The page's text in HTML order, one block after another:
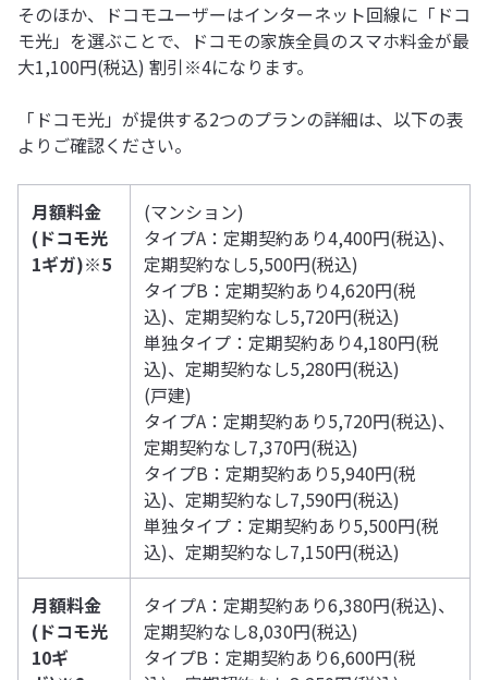
そのほか、ドコモユーザーはインターネット回線に「ドコ
モ光」を選ぶことで、ドコモの家族全員のスマホ料金が最
大1,100円(税込) 割引※4になります。
「ドコモ光」が提供する2つのプランの詳細は、以下の表
よりご確認ください。
月額料金
(ドコモ光
1ギガ)※5
(マンション)
タイプA：定期契約あり4,400円(税込)、
定期契約なし5,500円(税込)
タイプB：定期契約あり4,620円(税
込)、定期契約なし5,720円(税込)
単独タイプ：定期契約あり4,180円(税
込)、定期契約なし5,280円(税込)
(戸建)
タイプA：定期契約あり5,720円(税込)、
定期契約なし7,370円(税込)
タイプB：定期契約あり5,940円(税
込)、定期契約なし7,590円(税込)
単独タイプ：定期契約あり5,500円(税
込)、定期契約なし7,150円(税込)
月額料金
(ドコモ光
10ギ
タイプA：定期契約あり6,380円(税込)、
定期契約なし8,030円(税込)
タイプB：定期契約あり6,600円(税